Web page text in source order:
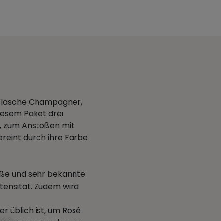
Champagner,
Paket drei
zum Anstoßen mit
durch ihre Farbe
und sehr bekannte
Zudem wird
üblich ist, um Rosé